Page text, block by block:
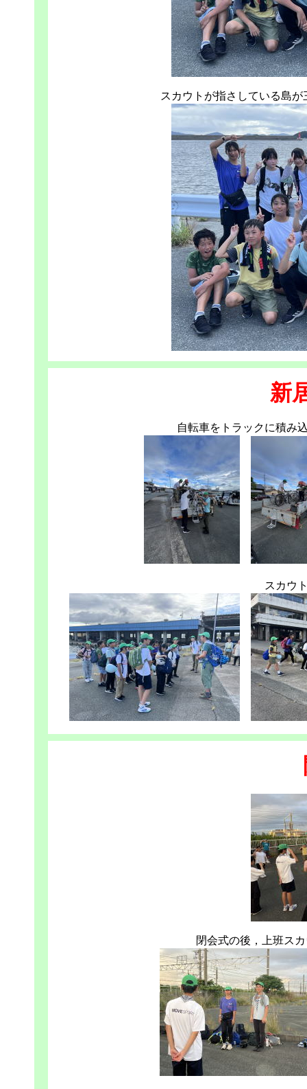
スカウトが指さしている島
新
自転車をトラックに積み
スカウ
閉会式の後，上班ス